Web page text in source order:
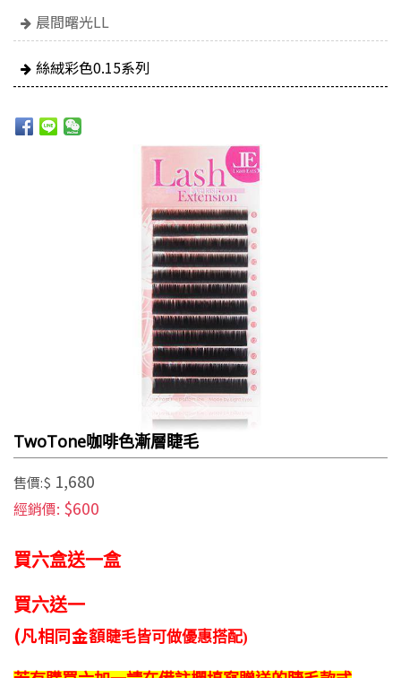
晨間曙光LL
絲絨彩色0.15系列
TwoTone咖啡色漸層睫毛
售價:$ 1,680
經銷價: $600
買六盒送一盒
買六送一
(凡相同金額睫毛皆可做優惠搭配)